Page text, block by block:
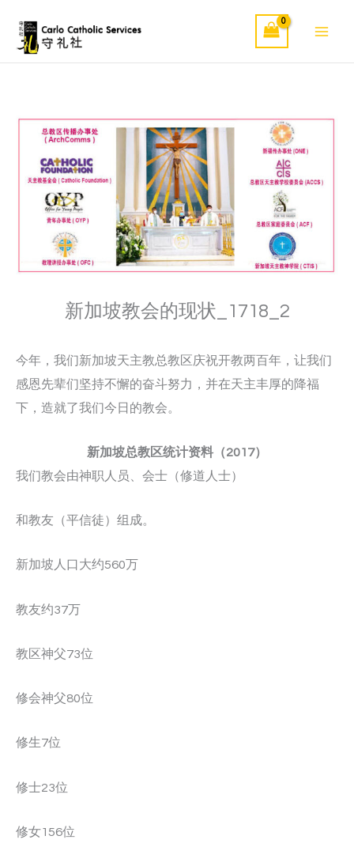
content
新加坡教会的现状_1718_2
今年，我们新加坡天主教总教区庆祝开教两百年，让我们
感恩先辈们坚持不懈的奋斗努力，并在天主丰厚的降福
下，造就了我们今日的教会。
新加坡总教区统计资料（2017）
我们教会由神职人员、会士（修道人士）
和教友（平信徒）组成。
新加坡人口大约560万
教友约37万
教区神父73位
修会神父80位
修生7位
修士23位
修女156位